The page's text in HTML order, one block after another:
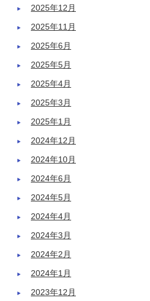
2025年12月
2025年11月
2025年6月
2025年5月
2025年4月
2025年3月
2025年1月
2024年12月
2024年10月
2024年6月
2024年5月
2024年4月
2024年3月
2024年2月
2024年1月
2023年12月